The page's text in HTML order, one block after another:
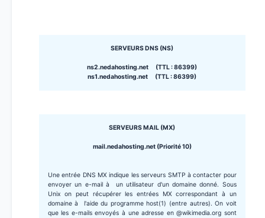
SERVEURS DNS (NS)
ns2.nedahosting.net (TTL : 86399)
ns1.nedahosting.net (TTL : 86399)
SERVEURS MAIL (MX)
mail.nedahosting.net (Priorité 10)
Une entrée DNS MX indique les serveurs SMTP à contacter pour
envoyer un e-mail à un utilisateur d'un domaine donné. Sous
Unix on peut récupérer les entrées MX correspondant à un
domaine à l'aide du programme host(1) (entre autres). On voit
que les e-mails envoyés à une adresse en @wikimedia.org sont